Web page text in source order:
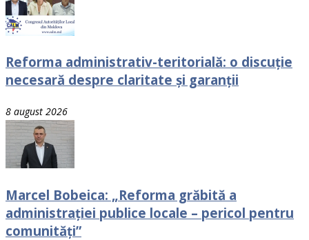
Reforma administrativ-teritorială: o discuție
necesară despre claritate și garanții
8 august 2026
Marcel Bobeica: „Reforma grăbită a
administrației publice locale – pericol pentru
comunități”